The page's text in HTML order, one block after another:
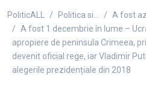
PoliticALL Politica si… A fost
A fost 1 decembrie în lume –
apropiere de peninsula Crimeea,
devenit oficial rege, iar Vladimir
alegerile prezidențiale din 2018